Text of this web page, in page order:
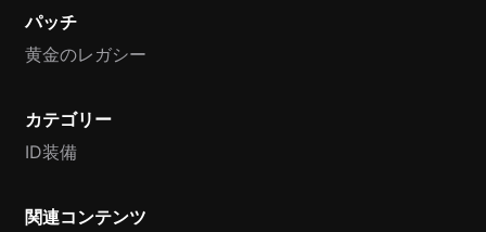
パッチ
黄金のレガシー
カテゴリー
ID装備
関連コンテンツ